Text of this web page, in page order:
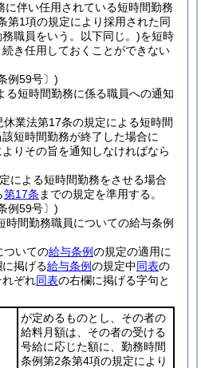
に伴い任用されている短時間勤務
第1項の規定により採用された同
職員をいう。以下同じ。)を短時
き任用しておくことができない
例59号〕)
る短時間勤務に係る職員への通知
業法第17条の規定による短時間
短時間勤務が終了した場合に
りその旨を通知しなければなら
による短時間勤務をさせる場合
第17条 までの規定を準用する。
例59号〕)
時間勤務職員についての給与条例
ついての給与条例の規定の適用に
掲げる給与条例の規定中同表の
ぞれ同表の右欄に掲げる字句と
が定めるものとし、その者の
給料月額は、その者の受ける
号給に応じた額に、勤務時間
条例第2条第4項の規定により